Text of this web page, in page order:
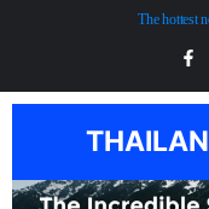
The hottest